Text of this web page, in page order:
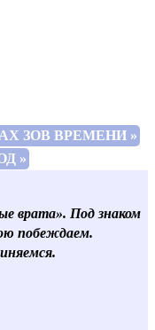
ЗОВ ВРЕМЕНИ »
»
врата». Под знаком
побеждаем.